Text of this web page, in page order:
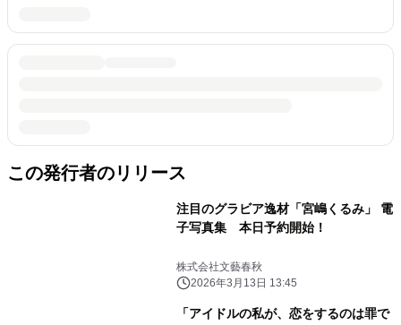
この発行者のリリース
注目のグラビア逸材「宮嶋くるみ」 電
子写真集 本日予約開始！
株式会社文藝春秋
2026年3月13日 13:45
「アイドルの私が、恋をするのは罪で